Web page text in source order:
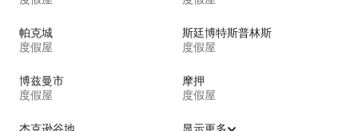
帕克城
度假屋
斯廷博特斯普林斯
度假屋
博兹曼市
度假屋
摩押
度假屋